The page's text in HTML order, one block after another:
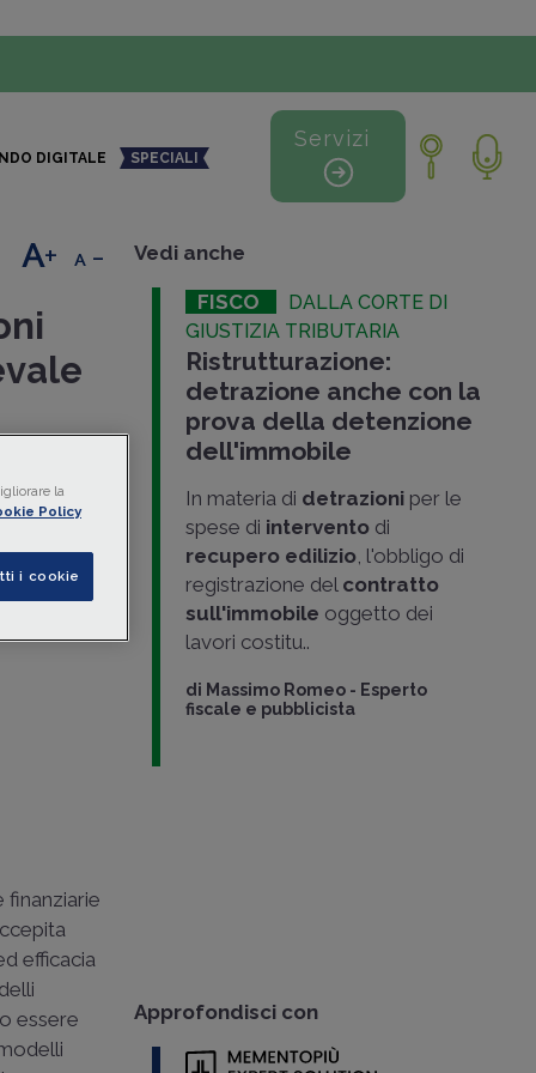
DIGITALE SPECIALI
Servizi
il
errori
29
+ -
finanziarie
efficacia
essere
Vedi anche
FISCO
DALLA CORTE DI
GIUSTIZIA TRIBUTARIA
Ristrutturazione:
detrazione anche con la
prova della detenzione
dell'immobile
In materia di detrazioniper le
spese di intervento di
recupero edilizio, l'obbligo di
registrazione del contratto
sull'immobile oggetto dei
lavori costitu..
di Massimo Romeo - Esperto
fiscale e pubblicista
Approfondisci con
la
Policy
i cookie